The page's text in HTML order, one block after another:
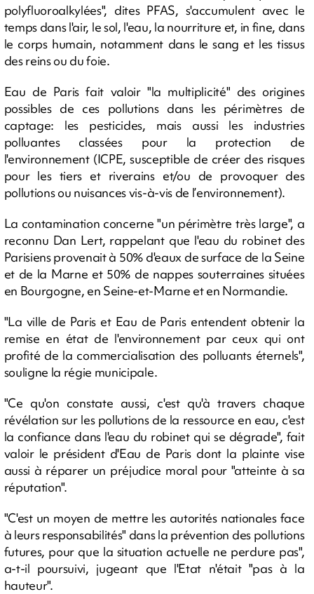
polyfluoroalkylées", dites PFAS, s'accumulent avec le
temps dans l'air, le sol, l'eau, la nourriture et, in fine, dans
le corps humain, notamment dans le sang et les tissus
des reins ou du foie.
Eau de Paris fait valoir "la multiplicité" des origines
possibles de ces pollutions dans les périmètres de
captage: les pesticides, mais aussi les industries
polluantes classées pour la protection de
l'environnement (ICPE, susceptible de créer des risques
pour les tiers et riverains et/ou de provoquer des
pollutions ou nuisances vis-à-vis de l’environnement).
La contamination concerne "un périmètre très large", a
reconnu Dan Lert, rappelant que l'eau du robinet des
Parisiens provenait à 50% d'eaux de surface de la Seine
et de la Marne et 50% de nappes souterraines situées
en Bourgogne, en Seine-et-Marne et en Normandie.
"La ville de Paris et Eau de Paris entendent obtenir la
remise en état de l'environnement par ceux qui ont
profité de la commercialisation des polluants éternels",
souligne la régie municipale.
"Ce qu'on constate aussi, c'est qu'à travers chaque
révélation sur les pollutions de la ressource en eau, c'est
la confiance dans l'eau du robinet qui se dégrade", fait
valoir le président d'Eau de Paris dont la plainte vise
aussi à réparer un préjudice moral pour "atteinte à sa
réputation".
"C'est un moyen de mettre les autorités nationales face
à leurs responsabilités" dans la prévention des pollutions
futures, pour que la situation actuelle ne perdure pas",
a-t-il poursuivi, jugeant que l'Etat n'était "pas à la
hauteur".